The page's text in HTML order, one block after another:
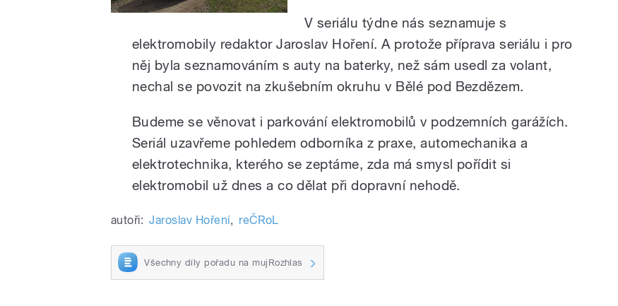
V seriálu týdne nás seznamuje s
elektromobily redaktor Jaroslav Hoření. A protože příprava seriálu i pro
něj byla seznamováním s auty na baterky, než sám usedl za volant,
nechal se povozit na zkušebním okruhu v Bělé pod Bezdězem.
Budeme se věnovat i parkování elektromobilů v podzemních garážích.
Seriál uzavřeme pohledem odborníka z praxe, automechanika a
elektrotechnika, kterého se zeptáme, zda má smysl pořídit si
elektromobil už dnes a co dělat při dopravní nehodě.
autoři: Jaroslav Hoření, reČRoL
Všechny díly pořadu na mujRozhlas